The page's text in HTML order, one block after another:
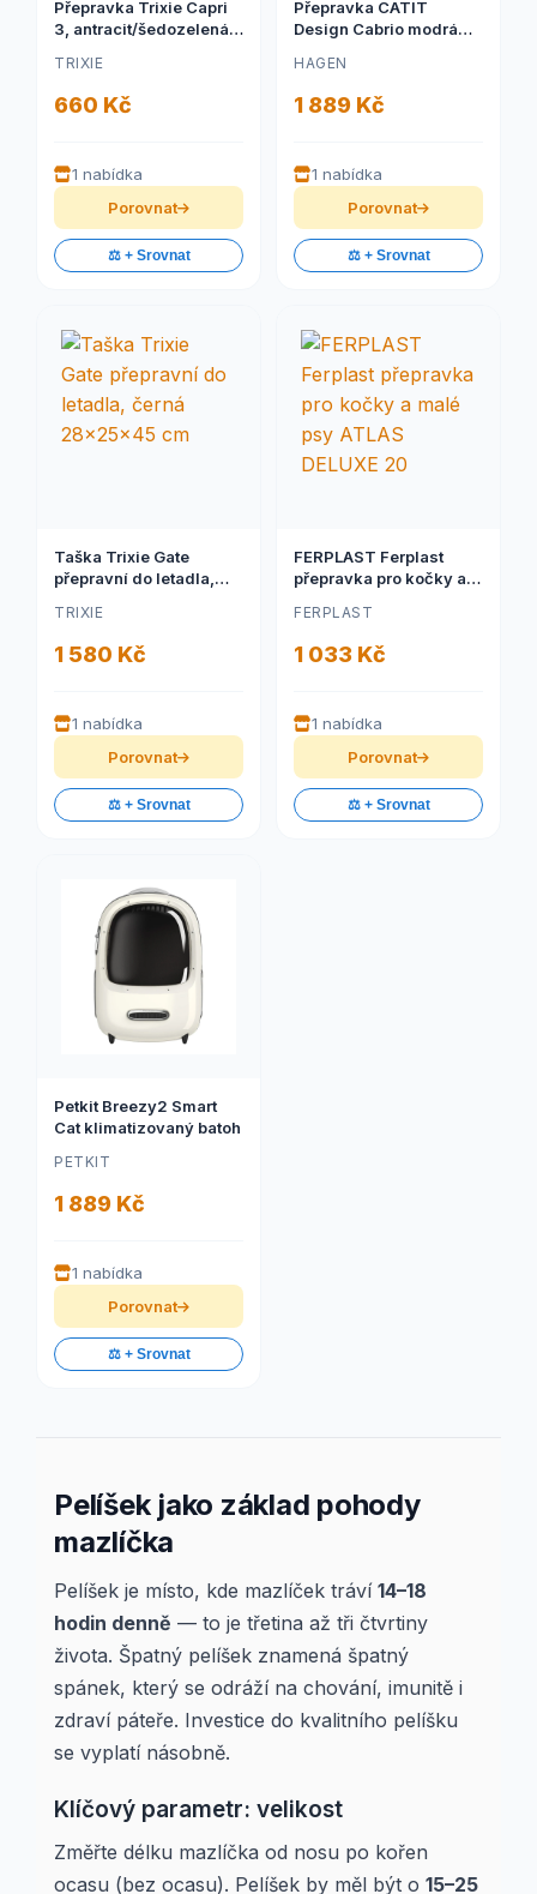
Přepravka Trixie Capri
3, antracit/šedozelená
TRIXIE
660 Kč
1 nabídka
Porovnat
⚖️ + Srovnat
Přepravka CATIT
Design Cabrio modrá
HAGEN
1 889 Kč
1 nabídka
Porovnat
⚖️ + Srovnat
Taška Trixie Gate
přepravní do letadla,
TRIXIE
1 580 Kč
1 nabídka
Porovnat
⚖️ + Srovnat
FERPLAST Ferplast
přepravka pro kočky a
DELUXE 20
FERPLAST
1 033 Kč
1 nabídka
Porovnat
⚖️ + Srovnat
Petkit Breezy2 Smart
Cat klimatizovaný batoh
PETKIT
1 889 Kč
1 nabídka
Porovnat
⚖️ + Srovnat
Pelíšek jako základ pohody
mazlíčka
Pelíšek je místo, kde mazlíček tráví 14–18
hodin denně — to je třetina až tři čtvrtiny
života. Špatný pelíšek znamená špatný
spánek, který se odráží na chování, imunitě i
zdraví páteře. Investice do kvalitního pelíšku
se vyplatí násobně.
Klíčový parametr: velikost
Změřte délku mazlíčka od nosu po kořen
ocasu (bez ocasu). Pelíšek by měl být o 15–25